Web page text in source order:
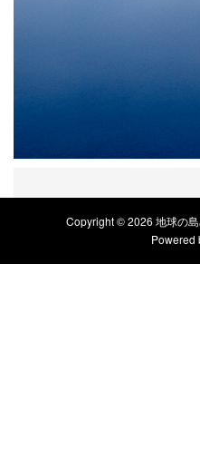
Copyright © 2026 地球の
Powered